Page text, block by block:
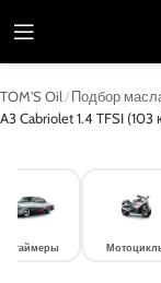
TOM'S Oil /Подбор
A3 Cabriolet 1.4 TFSI (103